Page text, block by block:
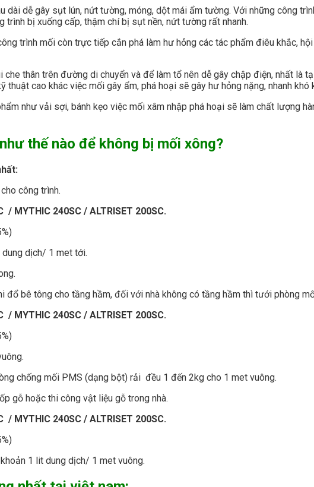
dài dễ gây sụt lún, nứt tường, móng, dột mái ẩm tường. Với những công
bị xuống cấp, thậm chí bị sụt nền, nứt tường rất nhanh.
trình mối còn trực tiếp cắn phá làm hư hỏng các tác phẩm điêu khắc,
thân trên đường di chuyển và để làm tổ nên dễ gây chập điện, nhất là
cao khác việc mối gây ẩm, phá hoại sẽ gây hư hỏng nặng, nhanh khó
như vải sợi, bánh kẹo việc mối xâm nhập phá hoại sẽ làm chất lượng
thế nào để không bị mối xông?
công trình.
/ MYTHIC 240SC / ALTRISET 200SC.
dịch/ 1 met tới.
bê tông cho tầng hầm, đối với nhà không có tầng hầm thì tưới phòng
/ MYTHIC 240SC / ALTRISET 200SC.
chống mối PMS (dạng bột) rải đều 1 đến 2kg cho 1 met vuông.
gỗ hoặc thi công vật liệu gỗ trong nhà.
/ MYTHIC 240SC / ALTRISET 200SC.
1 lit dung dịch/ 1 met vuông.